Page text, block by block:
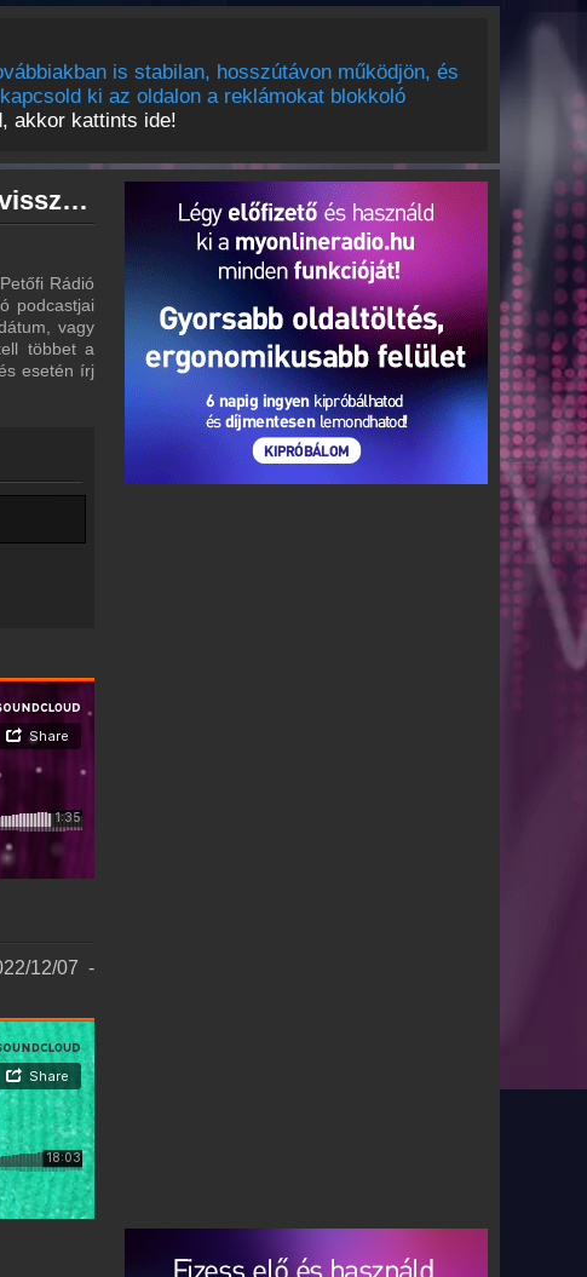
is stabilan, hosszútávon működjön, és
ki az oldalon a reklámokat blokkoló
akkor kattints ide!
Petőfi Rádió archívum - Petőfi Rádió podcasts - Petőfi Rádió visszahallgatás
Rádió
podcastjai
vagy
többet a
esetén írj
12/07 -